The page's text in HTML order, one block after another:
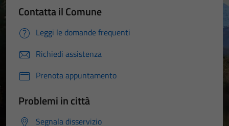
Contatta il Comune
Leggi le domande frequenti
Richiedi assistenza
Prenota appuntamento
Problemi in città
Segnala disservizio